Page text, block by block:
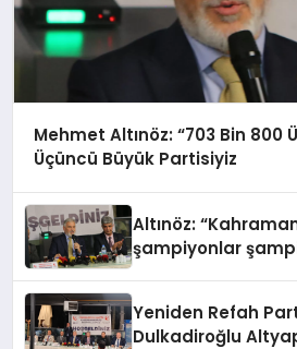
Mehmet Altınöz: “703 Bin 800
Üçüncü Büyük Partisiyiz
Altınöz:
şampiyonlar
Yeniden Refah
Dulkadiroğlu